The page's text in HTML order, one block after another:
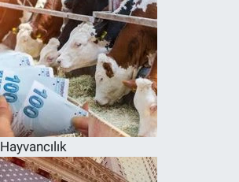
Hayvancılık